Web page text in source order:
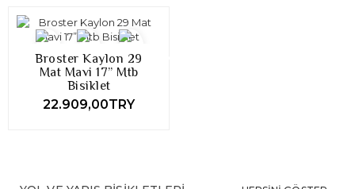
Broster Kaylon 29
Mat Mavi 17” Mtb
Bisiklet
22.909,00TRY